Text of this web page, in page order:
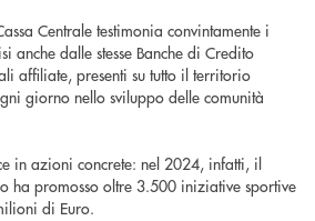
Centrale testimonia convintamente i
anche dalle stesse Banche di Credito
affiliate, presenti su tutto il territorio
giorno nello sviluppo delle comunità
in azioni concrete: nel 2024, infatti, il
ha promosso oltre 3.500 iniziative sportive
di Euro.